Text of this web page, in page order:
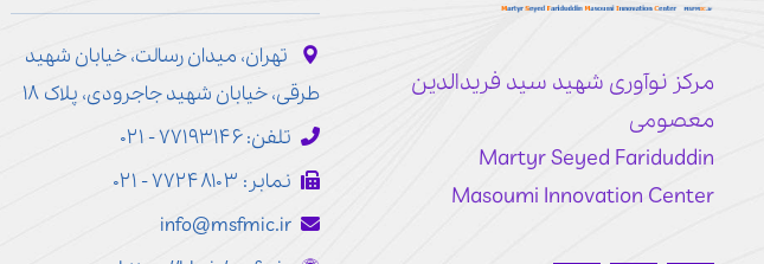
مرکز نوآوری شهید سید فریدالدین
معصومی
Martyr Seyed Fariduddin
Masoumi Innovation Center
تهران، میدان رسالت، خیابان شهید
طرقی، خیابان شهید جاجرودی، پلاک ۱۸
تلفن: ۷۷۱۹۳۱۴۶ - ۰۲۱
نمابر: ۷۷۲۴۸۱۰۳ - ۰۲۱
info@msfmic.ir